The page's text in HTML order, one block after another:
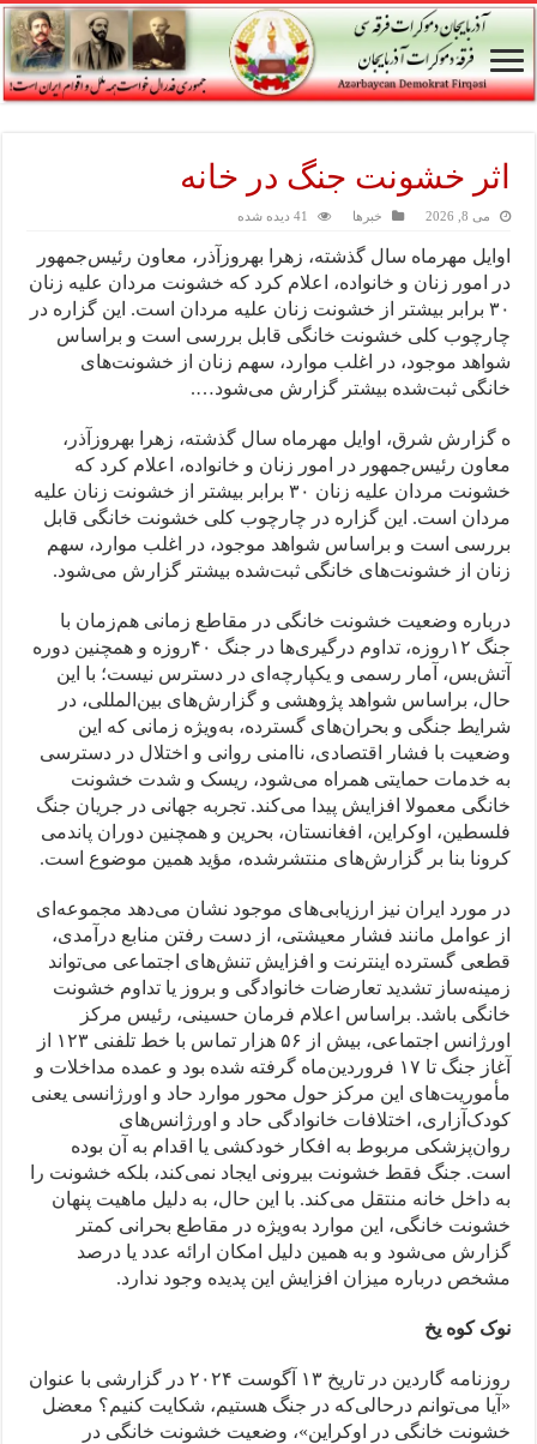
اثر خشونت جنگ در خانه
می 8, 2026 خبرها 41 دیده شده
اوایل مهر‌ماه سال گذشته، زهرا بهروزآذر، معاون رئیس‌جمهور
در امور زنان و خانواده، اعلام کرد که خشونت مردان علیه زنان
۳۰ برابر بیشتر از خشونت زنان علیه مردان است. این گزاره در
چارچوب کلی خشونت خانگی قابل بررسی است و براساس
شواهد موجود، در اغلب موارد، سهم زنان از خشونت‌های
خانگی ثبت‌شده بیشتر گزارش می‌شود….
ه گزارش شرق، اوایل مهر‌ماه سال گذشته، زهرا بهروزآذر،
معاون رئیس‌جمهور در امور زنان و خانواده، اعلام کرد که
خشونت مردان علیه زنان ۳۰ برابر بیشتر از خشونت زنان علیه
مردان است. این گزاره در چارچوب کلی خشونت خانگی قابل
بررسی است و براساس شواهد موجود، در اغلب موارد، سهم
زنان از خشونت‌های خانگی ثبت‌شده بیشتر گزارش می‌شود.
‌درباره وضعیت خشونت خانگی در مقاطع زمانی هم‌زمان با
جنگ ۱۲روزه، تداوم درگیری‌ها در جنگ ۴۰روزه و همچنین دوره
آتش‌بس، آمار رسمی و یکپارچه‌ای در دسترس نیست؛ با این
حال، براساس شواهد پژوهشی و گزارش‌های بین‌المللی، در
شرایط جنگی و بحران‌های گسترده، به‌ویژه زمانی که این
وضعیت با فشار اقتصادی، ناامنی روانی و اختلال در دسترسی
به خدمات حمایتی همراه می‌شود، ریسک و شدت خشونت
خانگی معمولا افزایش پیدا می‌کند. تجربه جهانی در جریان جنگ
فلسطین، اوکراین، افغانستان، بحرین و همچنین دوران پاندمی
کرونا بنا بر گزارش‌های منتشرشده، مؤید همین موضوع است.
در مورد ایران نیز ارزیابی‌های موجود نشان می‌دهد مجموعه‌ای
از عوامل مانند فشار معیشتی، از دست رفتن منابع درآمدی،
قطعی گسترده اینترنت و افزایش تنش‌های اجتماعی می‌تواند
زمینه‌ساز تشدید تعارضات خانوادگی و بروز یا تداوم خشونت
خانگی باشد. براساس اعلام فرمان حسینی، رئیس مرکز
اورژانس اجتماعی، بیش از ۵۶ هزار تماس با خط تلفنی ۱۲۳ از
آغاز جنگ تا ۱۷ فروردین‌ماه گرفته شده بود و عمده مداخلات و
مأموریت‌های این مرکز حول محور موارد حاد و اورژانسی یعنی
کودک‌آزاری، اختلافات خانوادگی حاد و اورژانس‌های
روان‌پزشکی مربوط به افکار خودکشی یا اقدام به آن بوده
است. جنگ فقط خشونت بیرونی ایجاد نمی‌کند، بلکه خشونت را
به داخل خانه منتقل می‌کند. با این حال، به دلیل ماهیت پنهان
خشونت خانگی، این موارد به‌ویژه در مقاطع بحرانی کمتر
گزارش می‌شود و به‌ همین‌ دلیل امکان ارائه عدد یا درصد
مشخص درباره میزان افزایش این پدیده وجود ندارد.
نوک کوه یخ
روزنامه گاردین در تاریخ ۱۳ آگوست ۲۰۲۴ در گزارشی با عنوان‌
«آیا می‌توانم در‌حالی‌که در جنگ هستیم، شکایت کنیم؟ معضل
خشونت خانگی در اوکراین»، وضعیت خشونت خانگی در